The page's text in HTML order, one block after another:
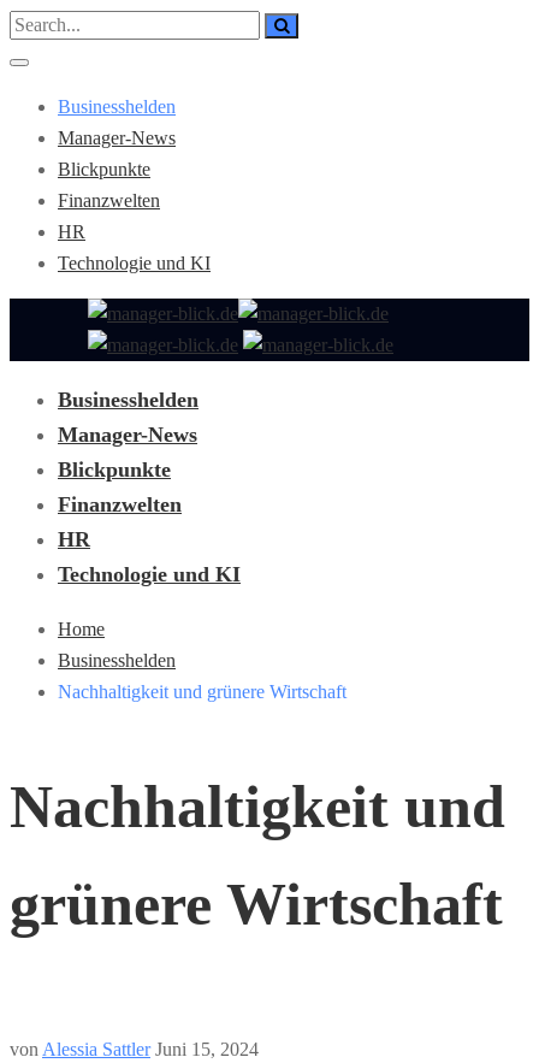
Businesshelden
Manager-News
Blickpunkte
Finanzwelten
HR
Technologie und KI
Businesshelden
Manager-News
Blickpunkte
Finanzwelten
HR
Technologie und KI
Home
Businesshelden
Nachhaltigkeit und grünere Wirtschaft
Nachhaltigkeit und
grünere Wirtschaft
von Alessia Sattler Juni 15, 2024